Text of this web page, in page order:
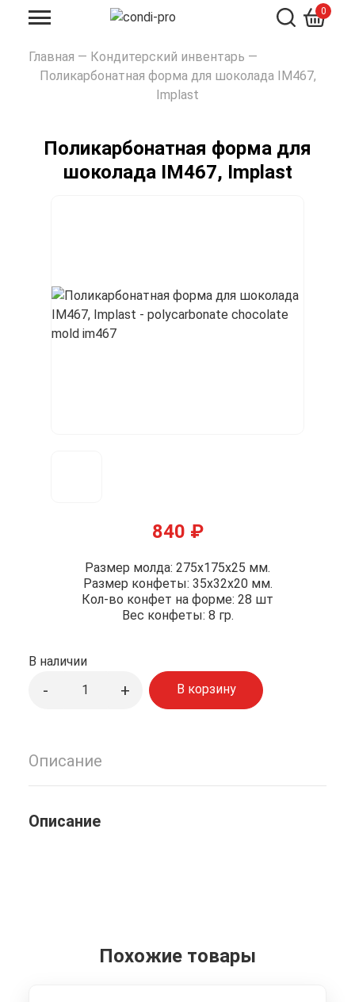
0
Главная — Кондитерский инвентарь —
Поликарбонатная форма для шоколада IM467,
Implast
Поликарбонатная форма для
шоколада IM467, Implast
840 ₽
Размер молда: 275х175х25 мм.
Размер конфеты: 35x32x20 мм.
Кол-во конфет на форме: 28 шт
Вес конфеты: 8 гр.
В наличии
для
Implast
- + В корзину
Описание
Описание
Похожие товары